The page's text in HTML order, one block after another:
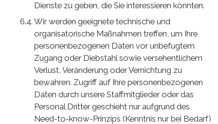
Dienste zu geben, die Sie interessieren könnten.
Wir werden geeignete technische und
organisatorische Maßnahmen treffen, um Ihre
personenbezogenen Daten vor unbefugtem
Zugang oder Diebstahl sowie versehentlichem
Verlust, Veränderung oder Vernichtung zu
bewahren. Zugriff auf Ihre personenbezogenen
Daten durch unsere Staffmitglieder oder das
Personal Dritter geschieht nur aufgrund des
Need-to-know-Prinzips (Kenntnis nur bei Bedarf)